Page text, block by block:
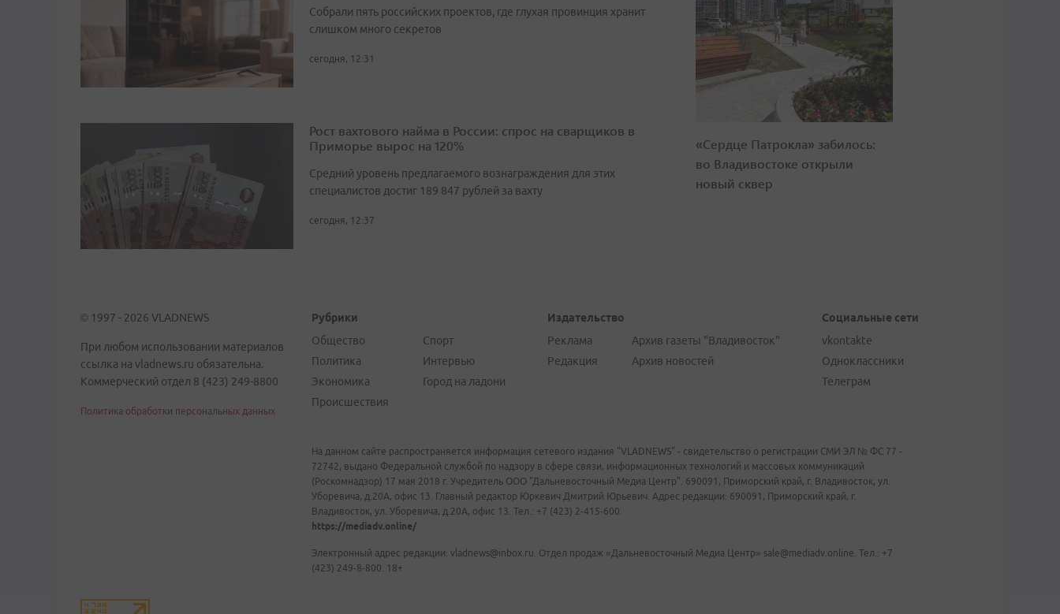
Собрали пять российских проектов, где глухая провинция хранит
слишком много секретов
сегодня, 12:31
Рост вахтового найма в России: спрос на сварщиков в
Приморье вырос на 120%
Средний уровень предлагаемого вознаграждения для этих
специалистов достиг 189 847 рублей за вахту
сегодня, 12:37
«Сердце Патрокла» забилось:
во Владивостоке открыли
новый сквер
© 1997 - 2026 VLADNEWS
При любом использовании материалов
ссылка на vladnews.ru обязательна.
Коммерческий отдел 8 (423) 249-8800
Политика обработки персональных данных
Рубрики
Общество
Политика
Экономика
Происшествия
Спорт
Интервью
Город на ладони
Издательство
Реклама
Редакция
Архив газеты "Владивосток"
Архив новостей
Социальные сети
vkontakte
Одноклассники
Телеграм
На данном сайте распространяется информация сетевого издания "VLADNEWS" - свидетельство о регистрации СМИ ЭЛ № ФС 77 -
72742, выдано Федеральной службой по надзору в сфере связи, информационных технологий и массовых коммуникаций
(Роскомнадзор) 17 мая 2018 г. Учредитель ООО "Дальневосточный Медиа Центр". 690091, Приморский край, г. Владивосток, ул.
Уборевича, д.20А, офис 13. Главный редактор Юркевич Дмитрий Юрьевич. Адрес редакции: 690091, Приморский край, г.
Владивосток, ул. Уборевича, д.20А, офис 13. Тел.: +7 (423) 2-415-600.
https://mediadv.online/
Электронный адрес редакции: vladnews@inbox.ru. Отдел продаж «Дальневосточный Медиа Центр» sale@mediadv.online. Тел.: +7
(423) 249-8-800. 18+